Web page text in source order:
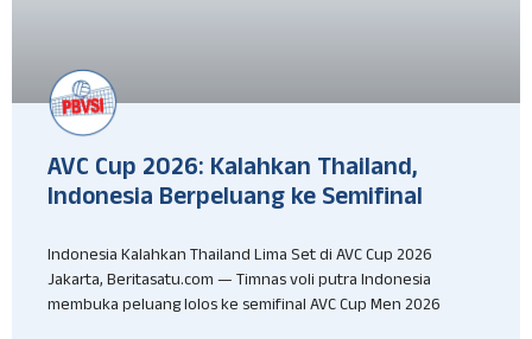
AVC Cup 2026: Kalahkan Thailand,
Indonesia Berpeluang ke Semifinal
Indonesia Kalahkan Thailand Lima Set di AVC Cup 2026
Jakarta, Beritasatu.com — Timnas voli putra Indonesia
membuka peluang lolos ke semifinal AVC Cup Men 2026